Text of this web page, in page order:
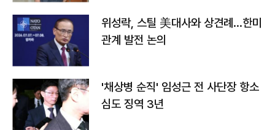
위성락, 스틸 美대사와 상견례…한미
관계 발전 논의
'채상병 순직' 임성근 전 사단장 항소
심도 징역 3년